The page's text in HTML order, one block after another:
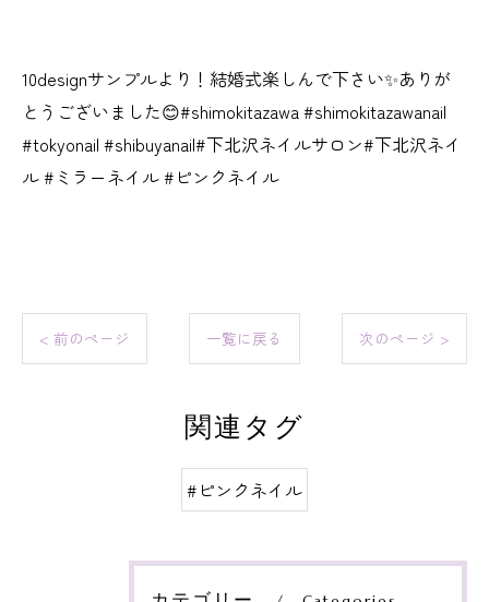
10designサンプルより！結婚式楽しんで下さい✨ありが
とうございました😊#shimokitazawa #shimokitazawanail
#tokyonail #shibuyanail#下北沢ネイルサロン#下北沢ネイ
ル #ミラーネイル #ピンクネイル
< 前のページ 一覧に戻る 次のページ >
関連タグ
#ピンクネイル